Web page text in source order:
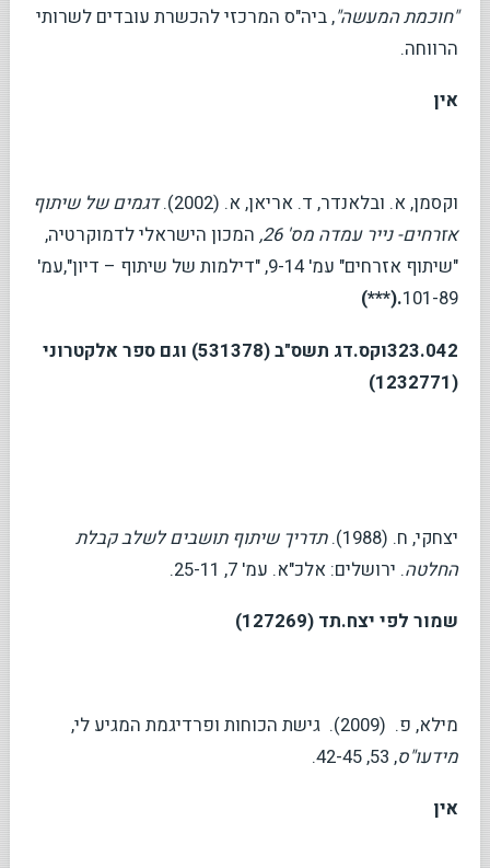
"חוכמת המעשה", ביה"ס המרכזי להכשרת עובדים לשרותי
הרווחה.
אין
וקסמן, א. ובלאנדר, ד. אריאן, א. (2002).
דגמים של שיתוף
אזרחים- נייר עמדה מס' 26,
המכון הישראלי לדמוקרטיה,
"שיתוף אזרחים" עמ' 9-14, "דילמות של שיתוף – דיון",עמ'
101-89
.(***)
323.042
וקס.דג תשס"ב (531378) וגם ספר אלקטרוני
(1232771)
יצחקי, ח. (1988).
תדריך שיתוף תושבים לשלב קבלת
החלטה. ירושלים: אלכ"א. עמ' 7, 25-11.
שמור לפי יצח.תד (127269)
מילא, פ. (2009). גישת הכוחות ופרדיגמת המגיע לי,
מידעו"ס, 53, 42-45.
אין